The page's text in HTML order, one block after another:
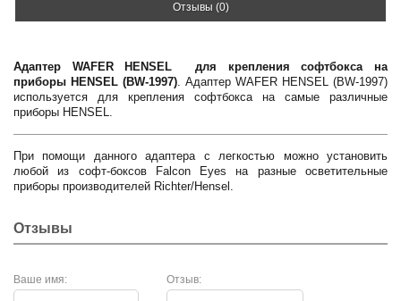
Отзывы (0)
Адаптер WAFER HENSEL для крепления софтбокса на
приборы HENSEL (BW-1997). Адаптер WAFER HENSEL (BW-1997)
используется для крепления софтбокса на самые различные
приборы HENSEL.
При помощи данного адаптера с легкостью можно установить
любой из софт-боксов Falcon Eyes на разные осветительные
приборы производителей Richter/Hensel.
Отзывы
Ваше имя: Отзыв: